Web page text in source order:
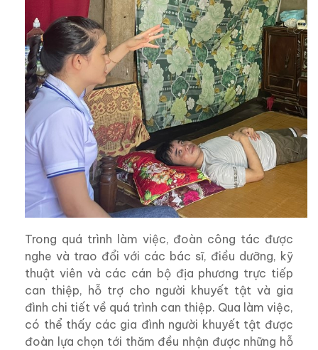
Trong quá trình làm việc, đoàn công tác được
nghe và trao đổi với các bác sĩ, điều dưỡng, kỹ
thuật viên và các cán bộ địa phương trực tiếp
can thiệp, hỗ trợ cho người khuyết tật và gia
đình chi tiết về quá trình can thiệp. Qua làm việc,
có thể thấy các gia đình người khuyết tật được
đoàn lựa chọn tới thăm đều nhận được những hỗ